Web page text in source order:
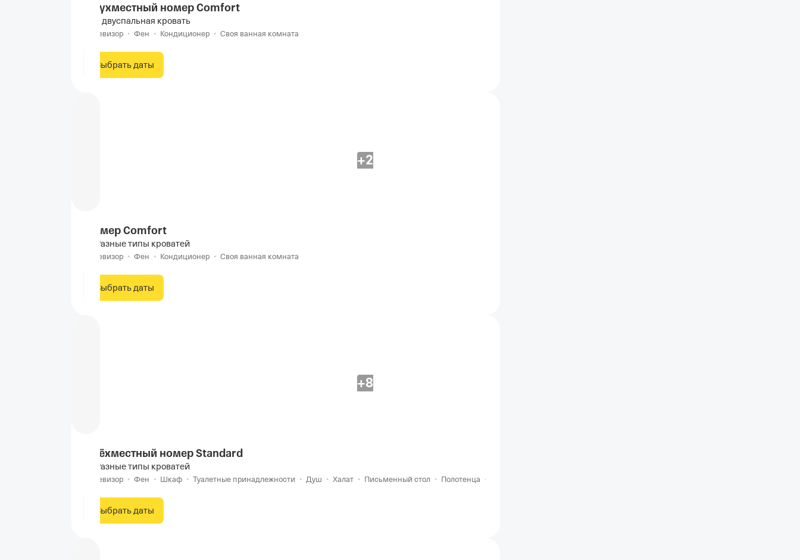
Двухместный номер Comfort
1 двуспальная кровать
Телевизор • Фен • Кондиционер • Своя ванная комната
Выбрать даты
+2
Номер Comfort
Разные типы кроватей
Телевизор • Фен • Кондиционер • Своя ванная комната
Выбрать даты
+8
Трёхместный номер Standard
Разные типы кроватей
Телевизор • Фен • Шкаф • Туалетные принадлежности • Душ • Халат • Письменный стол • Полотенца •
Выбрать даты